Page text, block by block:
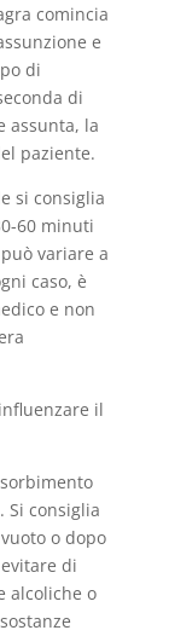
comincia
e
di
di
assunta, la
paziente.
si consiglia
60 minuti
variare a
caso, è
e non
il
Si consiglia
o dopo
di
alcoliche o